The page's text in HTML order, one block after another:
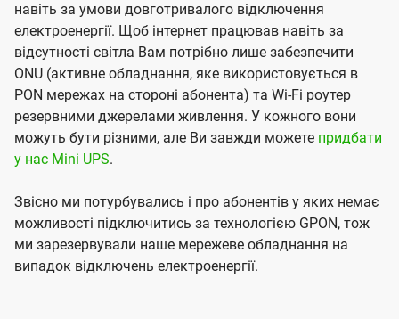
навіть за умови довготривалого відключення
електроенергії. Щоб інтернет працював навіть за
відсутності світла Вам потрібно лише забезпечити
ONU (активне обладнання, яке використовується в
PON мережах на стороні абонента) та Wi-Fi роутер
резервними джерелами живлення. У кожного вони
можуть бути різними, але Ви завжди можете придбати
у нас Mini UPS.
Звісно ми потурбувались і про абонентів у яких немає
можливості підключитись за технологією GPON, тож
ми зарезервували наше мережеве обладнання на
випадок відключень електроенергії.